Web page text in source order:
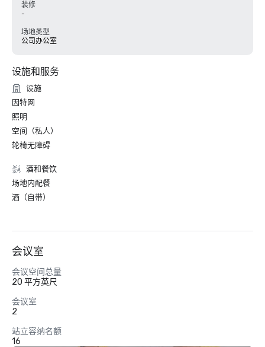
装修
-
场地类型
公司办公室
设施和服务
设施
因特网
照明
空间（私人）
轮椅无障碍
酒和餐饮
场地内配餐
酒（自带）
会议室
会议空间总量
20 平方英尺
会议室
2
站立容纳名额
16